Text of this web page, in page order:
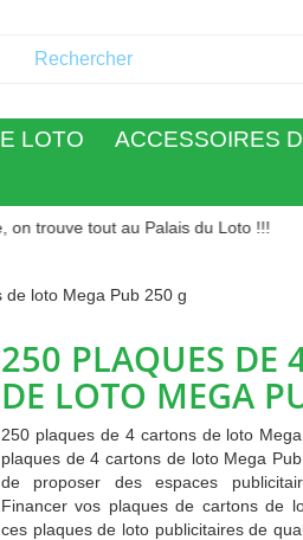
LOTO ACCESSOIRES
au Palais du Loto !!!
loto Mega Pub 250 g
250 PLAQUES DE
DE LOTO MEGA
250 plaques de 4 cartons de loto
plaques de 4 cartons de loto Mega
de proposer des espaces
Financer vos plaques de cartons de
ces plaques de loto publicitaires de